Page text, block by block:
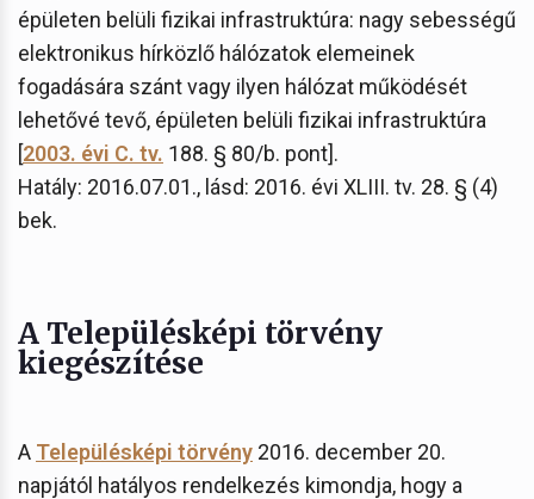
épületen belüli fizikai infrastruktúra: nagy sebességű
elektronikus hírközlő hálózatok elemeinek
fogadására szánt vagy ilyen hálózat működését
lehetővé tevő, épületen belüli fizikai infrastruktúra
[2003. évi C. tv. 188. § 80/b. pont].
Hatály: 2016.07.01., lásd: 2016. évi XLIII. tv. 28. § (4)
bek.
A Településképi törvény
kiegészítése
A Településképi törvény 2016. december 20.
napjától hatályos rendelkezés kimondja, hogy a